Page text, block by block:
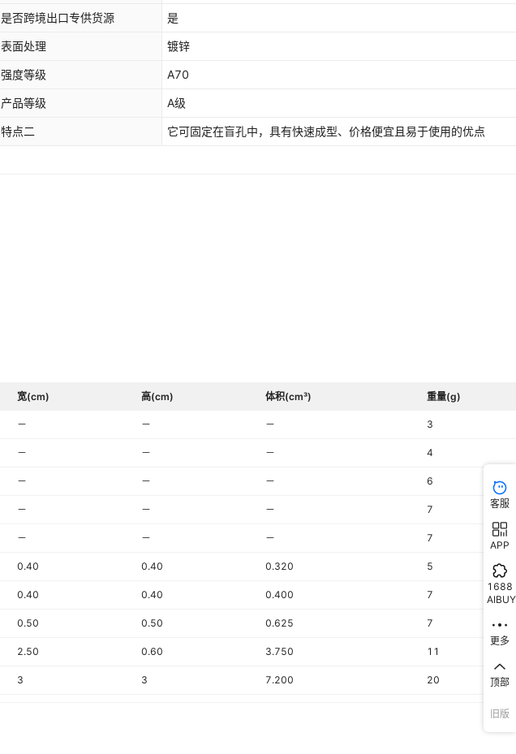
是否跨境出口专供货源 是
表面处理 镀锌
强度等级 A70
产品等级 A级
特点二 它可固定在盲孔中，具有快速成型、价格便宜且易于使用的优点
宽(cm) 高(cm) 体积(cm³) 重量(g)
－ － － 3
－ － － 4
－ － － 6
－ － － 7
－ － － 7
0.40 0.40 0.320 5
0.40 0.40 0.400 7
0.50 0.50 0.625 7
2.50 0.60 3.750 11
3 3 7.200 20
客服
APP
1688
AIBUY
更多
顶部
旧版